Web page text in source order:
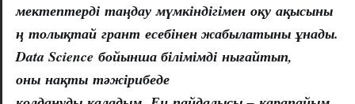
мектептерді таңдау мүмкіндігімен оқу ақысыны
ң толықтай грант есебінен жабылатыны ұнады.
Data Science бойынша білімімді нығайтып,
оны нақты тәжірибеде